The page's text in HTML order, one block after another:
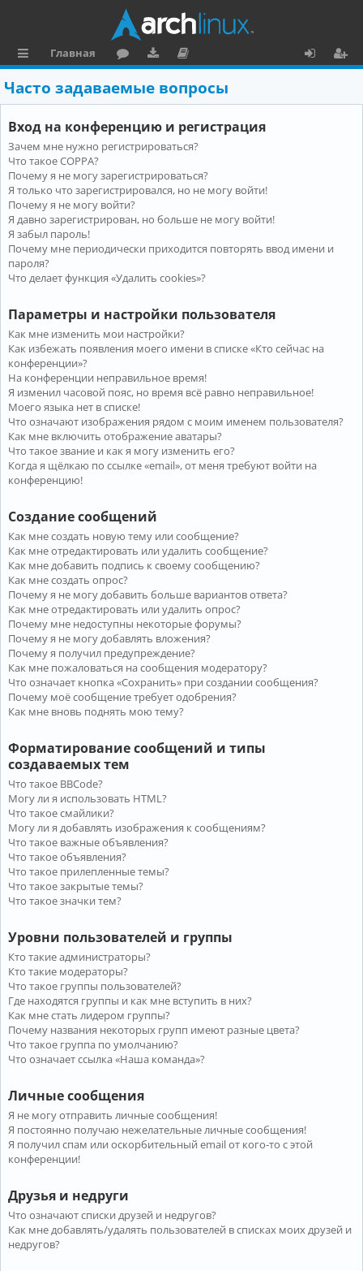
ы
л
к
и
Главная
ру
м
ру
зк
и
ку
м
е
н
та
ц
и
я
о
и
Часто задаваемые вопросы
Вход на конференцию и регистрация
Зачем мне нужно регистрироваться?
Что такое COPPA?
Почему я не могу зарегистрироваться?
Я только что зарегистрировался, но не могу войти!
Почему я не могу войти?
Я давно зарегистрирован, но больше не могу войти!
Я забыл пароль!
Почему мне периодически приходится повторять ввод имени и
пароля?
Что делает функция «Удалить cookies»?
Параметры и настройки пользователя
Как мне изменить мои настройки?
Как избежать появления моего имени в списке «Кто сейчас на
конференции»?
На конференции неправильное время!
Я изменил часовой пояс, но время всё равно неправильное!
Моего языка нет в списке!
Что означают изображения рядом с моим именем пользователя?
Как мне включить отображение аватары?
Что такое звание и как я могу изменить его?
Когда я щёлкаю по ссылке «email», от меня требуют войти на
конференцию!
Создание сообщений
Как мне создать новую тему или сообщение?
Как мне отредактировать или удалить сообщение?
Как мне добавить подпись к своему сообщению?
Как мне создать опрос?
Почему я не могу добавить больше вариантов ответа?
Как мне отредактировать или удалить опрос?
Почему мне недоступны некоторые форумы?
Почему я не могу добавлять вложения?
Почему я получил предупреждение?
Как мне пожаловаться на сообщения модератору?
Что означает кнопка «Сохранить» при создании сообщения?
Почему моё сообщение требует одобрения?
Как мне вновь поднять мою тему?
Форматирование сообщений и типы
создаваемых тем
Что такое BBCode?
Могу ли я использовать HTML?
Что такое смайлики?
Могу ли я добавлять изображения к сообщениям?
Что такое важные объявления?
Что такое объявления?
Что такое прилепленные темы?
Что такое закрытые темы?
Что такое значки тем?
Уровни пользователей и группы
Кто такие администраторы?
Кто такие модераторы?
Что такое группы пользователей?
Где находятся группы и как мне вступить в них?
Как мне стать лидером группы?
Почему названия некоторых групп имеют разные цвета?
Что такое группа по умолчанию?
Что означает ссылка «Наша команда»?
Личные сообщения
Я не могу отправить личные сообщения!
Я постоянно получаю нежелательные личные сообщения!
Я получил спам или оскорбительный email от кого-то с этой
конференции!
Друзья и недруги
Что означают списки друзей и недругов?
Как мне добавлять/удалять пользователей в списках моих друзей и
недругов?